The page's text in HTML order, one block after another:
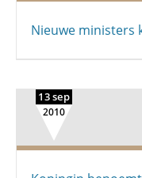
Nieuwe ministers
13 sep
2010